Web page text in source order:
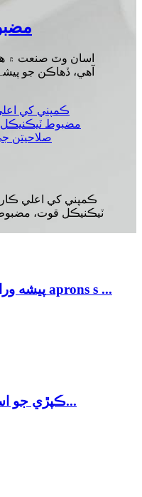
اسان وٽ صنعت ۾
آهي، ڏهاڪن جو پیشہ
ڪمپني کي اعلي
ٽيڪنيڪل قوت،
Aprons: پيشه ورانه هائوس جيپنگ aprons s ...
ڪپڙي جو استعمال ڪپڙو عام طور تي...